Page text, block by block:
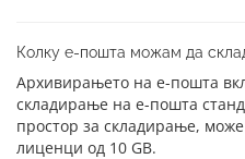
Колку е-пошта можам да
Архивирањето на е-пошта
складирање на е-пошта
простор за складирање,
лиценци од 10 GB.